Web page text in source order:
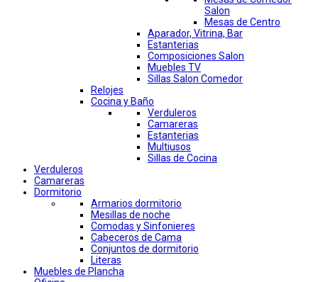
Salon
Mesas de Centro
Aparador, Vitrina, Bar
Estanterias
Composiciones Salon
Muebles TV
Sillas Salon Comedor
Relojes
Cocina y Baño
Verduleros
Camareras
Estanterias
Multiusos
Sillas de Cocina
Verduleros
Camareras
Dormitorio
Armarios dormitorio
Mesillas de noche
Comodas y Sinfonieres
Cabeceros de Cama
Conjuntos de dormitorio
Literas
Muebles de Plancha